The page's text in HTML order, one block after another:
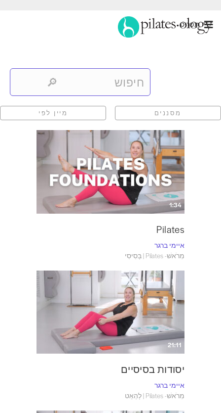
תַפרִיט
מסננים מיין לפי
1:34
Pilates
איימי ברגר
מִרֹאשׁ- Pilates | בְּסִיסִי
21:11
יסודות בסיסיים
איימי ברגר
מִרֹאשׁ- Pilates | לְהַאֵט